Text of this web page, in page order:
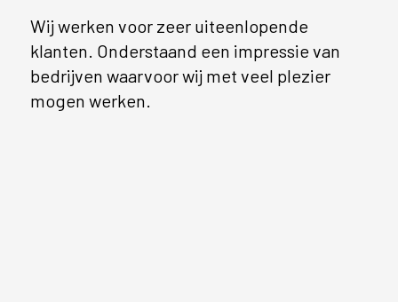
Wij werken voor zeer uiteenlopende
klanten. Onderstaand een impressie van
bedrijven waarvoor wij met veel plezier
mogen werken.